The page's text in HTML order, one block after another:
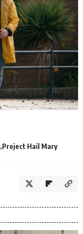
Project Hail Mary